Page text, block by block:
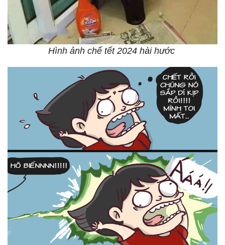
Hình ảnh chế tết 2024 hài hước